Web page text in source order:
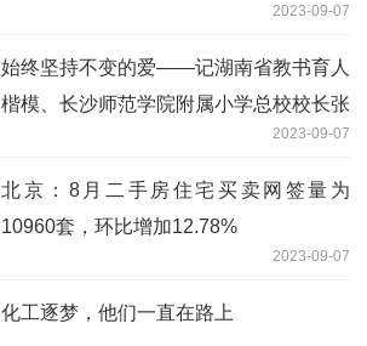
2023-09-07
始终坚持不变的爱——记湖南省教书育人
楷模、长沙师范学院附属小学总校校长张
2023-09-07
北京：8月二手房住宅买卖网签量为
10960套，环比增加12.78%
2023-09-07
化工逐梦，他们一直在路上